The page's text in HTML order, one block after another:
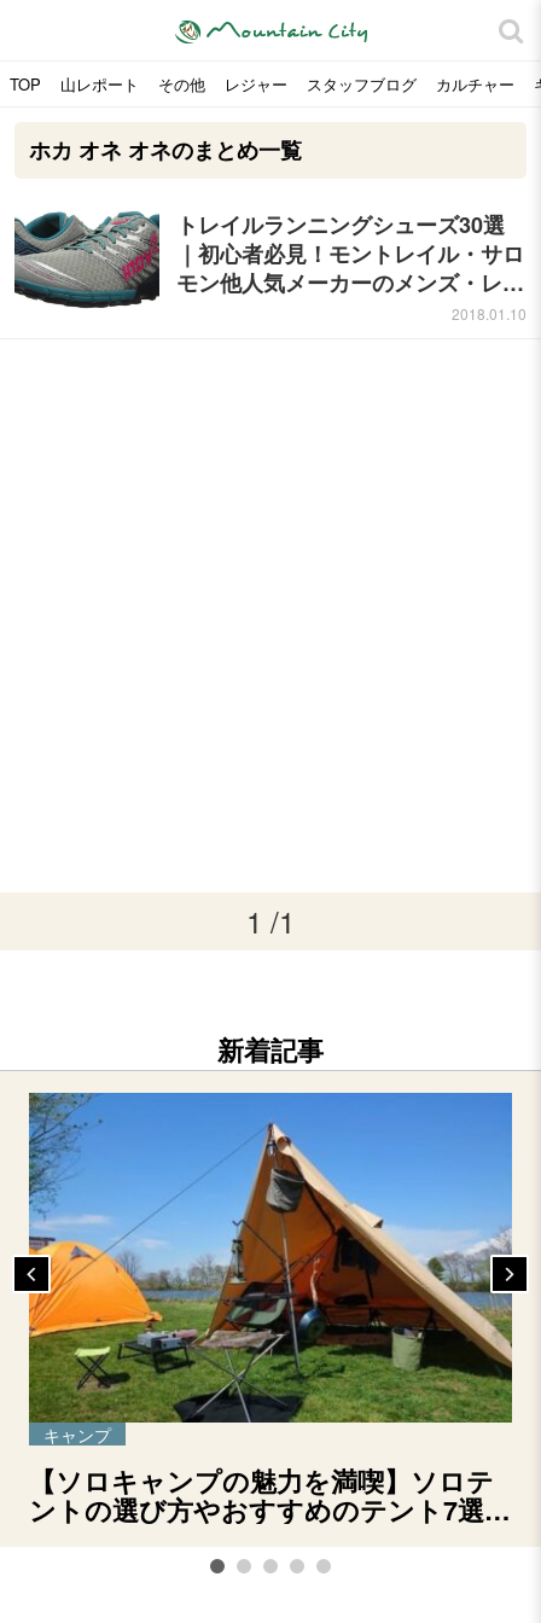
TOP 山レポート その他 レジャー スタッフブログ カルチャー
ホカ オネ オネのまとめ一覧
トレイルランニングシューズ30選
｜初心者必見！モントレイル・サロ
モン他人気メーカーのメンズ・レデ
2018.01.10
1 /1
新着記事
キャンプ
【ソロキャンプの魅力を満喫】ソロテ
ントの選び方やおすすめのテント7選を